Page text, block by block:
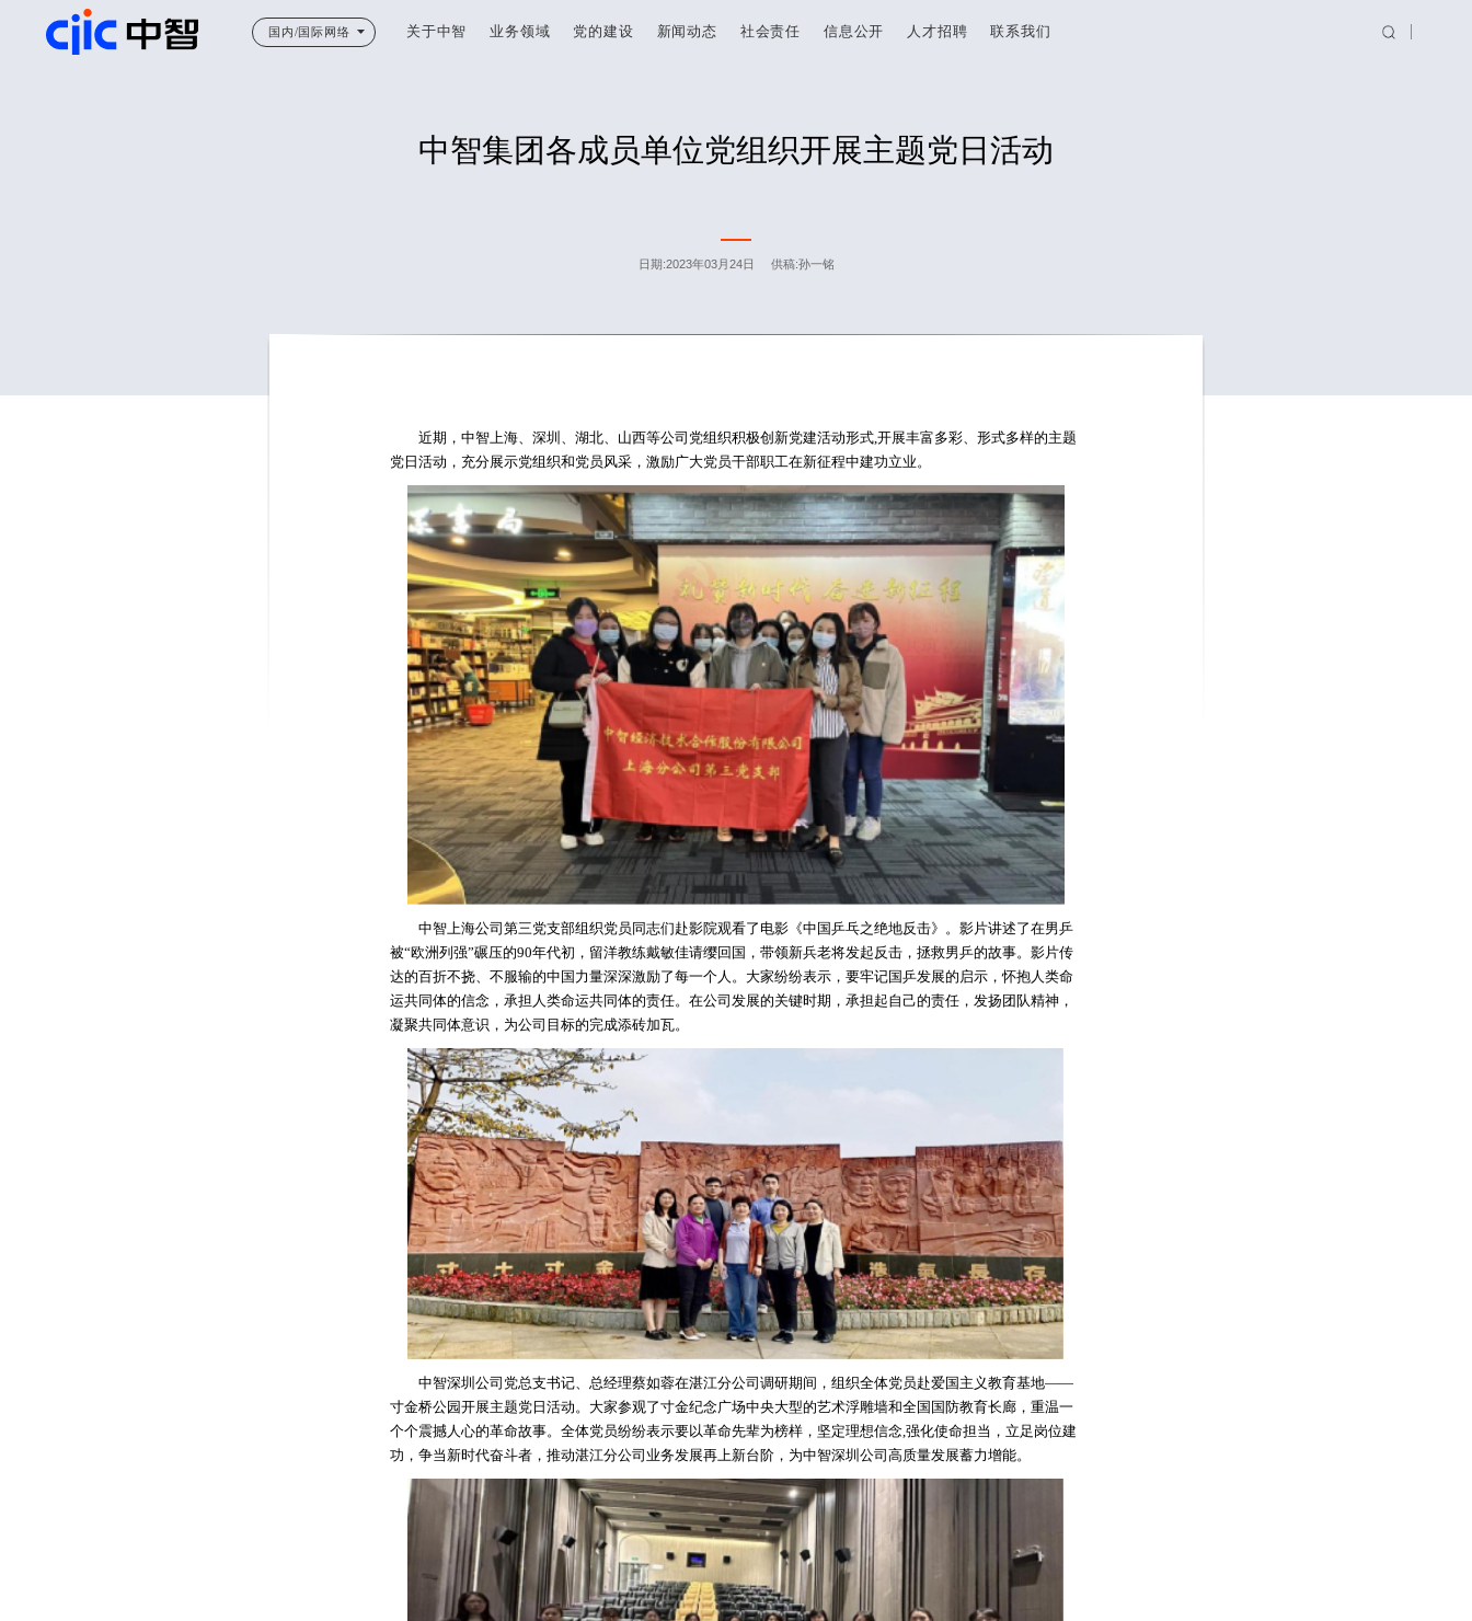
国内/国际网络 关于中智 业务领域 党的建设 新闻动态 社会责任 信息公开 人才招聘 联系我们
中智集团各成员单位党组织开展主题党日活动
日期:2023年03月24日 供稿:孙一铭
近期，中智上海、深圳、湖北、山西等公司党组织积极创新党建活动形式,开展丰富多彩、形式多样的主题
党日活动，充分展示党组织和党员风采，激励广大党员干部职工在新征程中建功立业。
中智上海公司第三党支部组织党员同志们赴影院观看了电影《中国乒乓之绝地反击》。影片讲述了在男乒
被“欧洲列强”碾压的90年代初，留洋教练戴敏佳请缨回国，带领新兵老将发起反击，拯救男乒的故事。影片传
达的百折不挠、不服输的中国力量深深激励了每一个人。大家纷纷表示，要牢记国乒发展的启示，怀抱人类命
运共同体的信念，承担人类命运共同体的责任。在公司发展的关键时期，承担起自己的责任，发扬团队精神，
凝聚共同体意识，为公司目标的完成添砖加瓦。
中智深圳公司党总支书记、总经理蔡如蓉在湛江分公司调研期间，组织全体党员赴爱国主义教育基地——
寸金桥公园开展主题党日活动。大家参观了寸金纪念广场中央大型的艺术浮雕墙和全国国防教育长廊，重温一
个个震撼人心的革命故事。全体党员纷纷表示要以革命先辈为榜样，坚定理想信念,强化使命担当，立足岗位建
功，争当新时代奋斗者，推动湛江分公司业务发展再上新台阶，为中智深圳公司高质量发展蓄力增能。